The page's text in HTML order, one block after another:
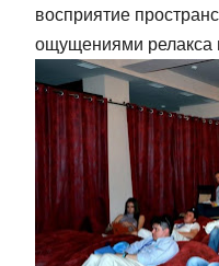
восприятие
ощущениями релакса